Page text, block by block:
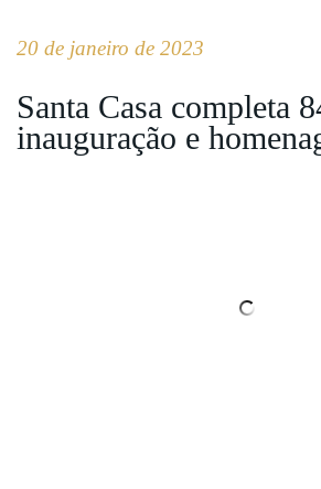
20 de janeiro de 2023
Santa Casa completa
inauguração e